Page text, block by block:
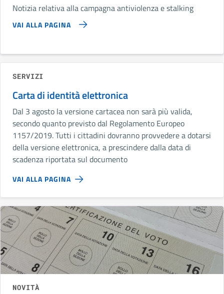
Notizia relativa alla campagna antiviolenza e stalking
VAI ALLA PAGINA
SERVIZI
Carta di identità elettronica
Dal 3 agosto la versione cartacea non sarà più valida,
secondo quanto previsto dal Regolamento Europeo
1157/2019. Tutti i cittadini dovranno provvedere a dotarsi
della versione elettronica, a prescindere dalla data di
scadenza riportata sul documento
VAI ALLA PAGINA
NOVITÀ